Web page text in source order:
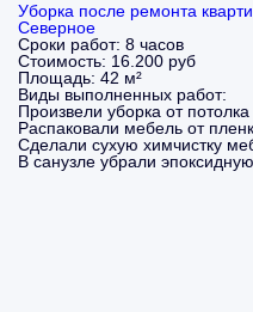
Уборка после ремонта
Северное
Сроки работ: 8 часов
Стоимость: 16.200 руб
Площадь: 42 м²
Виды выполненных работ:
Произвели уборка от
Распаковали мебель от
Сделали сухую химчистку
В санузле убрали